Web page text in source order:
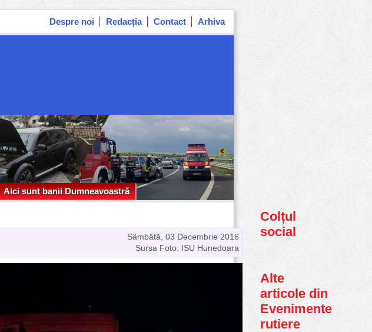
Despre noi Redacția Contact Arhiva
Aici sunt banii Dumneavoastră
Sâmbătă, 03 Decembrie 2016
Sursa Foto: ISU Hunedoara
Colțul
social
Alte
articole din
Evenimente
rutiere